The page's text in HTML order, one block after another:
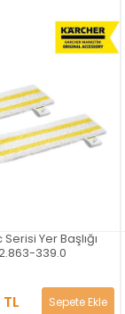
Yer Başlığı
339.0
Sepete Ekle